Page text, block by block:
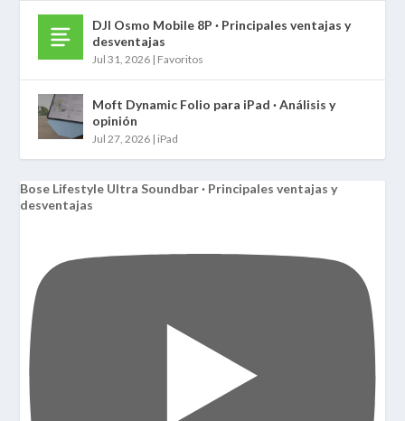
DJI Osmo Mobile 8P · Principales ventajas y
desventajas
Jul 31, 2026 | Favoritos
Moft Dynamic Folio para iPad · Análisis y
opinión
Jul 27, 2026 | iPad
Bose Lifestyle Ultra Soundbar · Principales ventajas y
desventajas